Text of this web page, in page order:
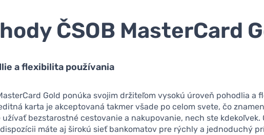
ČSOB MasterCard
a flexibilita používania
Gold ponúka svojim držiteľom vysokú úroveň pohodlia a
karta je akceptovaná takmer všade po celom svete, čo
užívať bezstarostné cestovanie a nakupovanie, nech ste kdekoľvek.
máte aj širokú sieť bankomatov pre rýchly a jednoduchý